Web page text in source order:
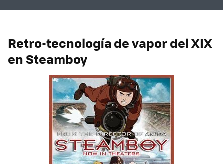
Retro-tecnología de vapor del XIX
en Steamboy